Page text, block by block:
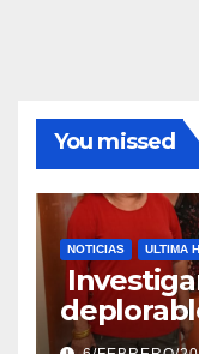
You missed
NOTICIAS ULTIMA
el